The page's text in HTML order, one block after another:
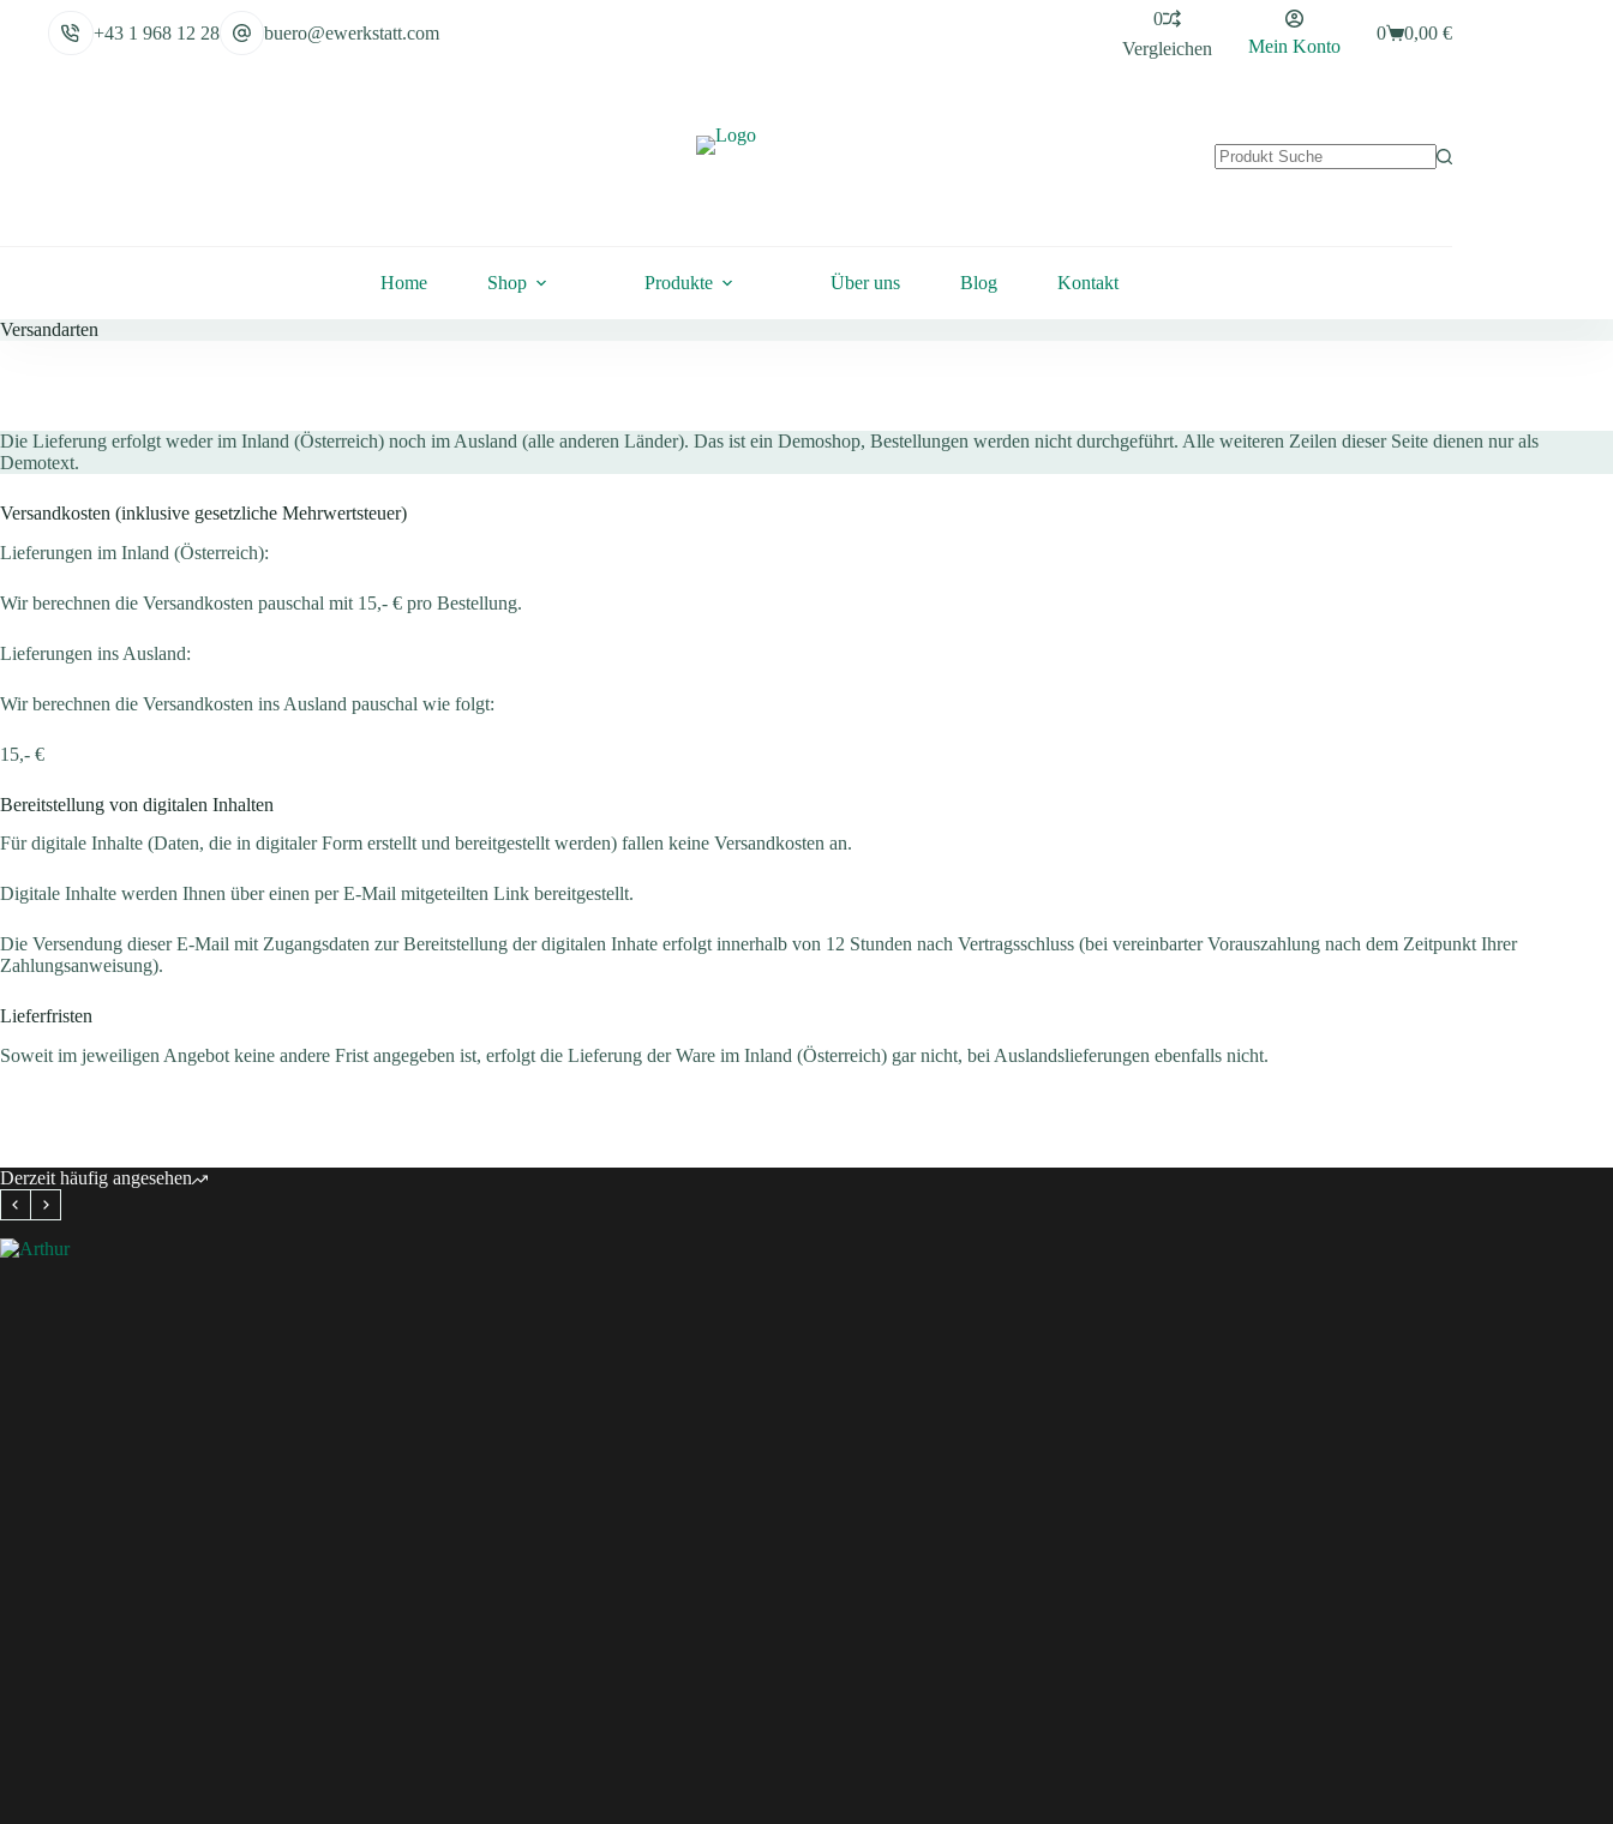
+43 1 968 12 28 buero@ewerkstatt.com
Vergleichen
0
Mein Konto
Warenkorb
0,00 €
0
Home Shop Produkte Über uns Blog Kontakt
Versandarten
Die Lieferung erfolgt weder im Inland (Österreich) noch im Ausland (alle anderen Länder). Das ist ein Demoshop, Bestellungen werden nicht durchgeführt. Alle weiteren Zeilen dieser Seite dienen nur als
Demotext.
Versandkosten (inklusive gesetzliche Mehrwertsteuer)
Lieferungen im Inland (Österreich):
Wir berechnen die Versandkosten pauschal mit 15,- € pro Bestellung.
Lieferungen ins Ausland:
Wir berechnen die Versandkosten ins Ausland pauschal wie folgt:
15,- €
Bereitstellung von digitalen Inhalten
Für digitale Inhalte (Daten, die in digitaler Form erstellt und bereitgestellt werden) fallen keine Versandkosten an.
Digitale Inhalte werden Ihnen über einen per E-Mail mitgeteilten Link bereitgestellt.
Die Versendung dieser E-Mail mit Zugangsdaten zur Bereitstellung der digitalen Inhate erfolgt innerhalb von 12 Stunden nach Vertragsschluss (bei vereinbarter Vorauszahlung nach dem Zeitpunkt Ihrer
Zahlungsanweisung).
Lieferfristen
Soweit im jeweiligen Angebot keine andere Frist angegeben ist, erfolgt die Lieferung der Ware im Inland (Österreich) gar nicht, bei Auslandslieferungen ebenfalls nicht.
Derzeit häufig angesehen